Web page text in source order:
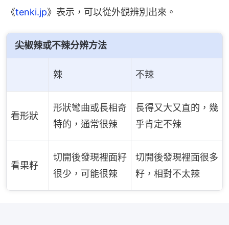
《tenki.jp》表示，可以從外觀辨別出來。
尖椒辣或不辣分辨方法
辣 不辣
看形狀
形狀彎曲或長相奇
特的，通常很辣
長得又大又直的，幾
乎肯定不辣
看果籽
切開後發現裡面籽
很少，可能很辣
切開後發現裡面很多
籽，相對不太辣